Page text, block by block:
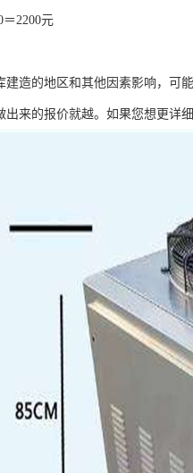
＝2200元
建造的地区和其他因素影响，可
出来的报价就越。如果您想更详